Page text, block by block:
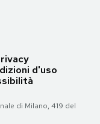
d'uso
di Milano, 419 del